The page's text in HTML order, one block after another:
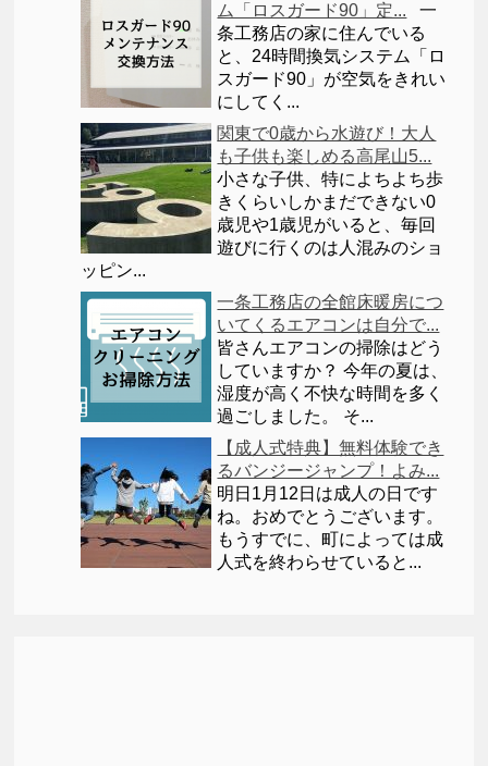
ム「ロスガード90」定...
一
条工務店の家に住んでいる
と、24時間換気システム「ロ
スガード90」が空気をきれい
にしてく...
関東で0歳から水遊び！大人
も子供も楽しめる高尾山5...
小さな子供、特によちよち歩
きくらいしかまだできない0
歳児や1歳児がいると、毎回
遊びに行くのは人混みのショ
ッピン...
一条工務店の全館床暖房につ
いてくるエアコンは自分で...
皆さんエアコンの掃除はどう
していますか？ 今年の夏は、
湿度が高く不快な時間を多く
過ごしました。 そ...
【成人式特典】無料体験でき
るバンジージャンプ！よみ...
明日1月12日は成人の日です
ね。おめでとうございます。
もうすでに、町によっては成
人式を終わらせていると...